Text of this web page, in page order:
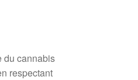
du cannabis
respectant